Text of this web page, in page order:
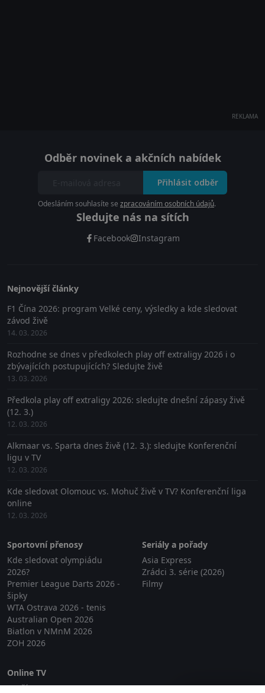
REKLAMA
Odběr novinek a akčních nabídek
Přihlásit odběr
Odesláním souhlasíte se zpracováním osobních údajů.
Sledujte nás na sítích
Facebook Instagram
Nejnovější články
F1 Čína 2026: program Velké ceny, výsledky a kde sledovat
závod živě
14. 03. 2026
Rozhodne se dnes v předkolech play off extraligy 2026 i o
zbývajících postupujících? Sledujte živě
13. 03. 2026
Předkola play off extraligy 2026: sledujte dnešní zápasy živě
(12. 3.)
12. 03. 2026
Alkmaar vs. Sparta dnes živě (12. 3.): sledujte Konferenční
ligu v TV
12. 03. 2026
Kde sledovat Olomouc vs. Mohuč živě v TV? Konferenční liga
online
12. 03. 2026
Sportovní přenosy
Kde sledovat olympiádu
2026?
Premier League Darts 2026 -
šipky
WTA Ostrava 2026 - tenis
Australian Open 2026
Biatlon v NMnM 2026
ZOH 2026
Seriály a pořady
Asia Express
Zrádci 3. série (2026)
Filmy
Online TV
Lepší.TV